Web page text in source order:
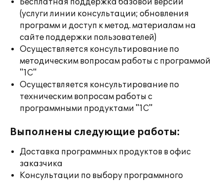
Бесплатная поддержка базовой версии
(услуги линии консультации; обновления
программ и доступ к метод. материалам на
сайте поддержки пользователей)
Осуществляется консультирование по
методическим вопросам работы с программой
"1С"
Осуществляется консультирование по
техническим вопросам работы с
программными продуктами "1С"
Выполнены следующие работы:
Доставка программных продуктов в офис
заказчика
Консультации по выбору программного